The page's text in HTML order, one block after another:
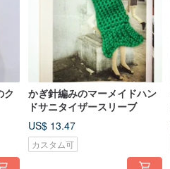
ク
かぎ針編みのマーメイドハン
ドサニタイザースリーブ
US$ 13.47
カスタム可